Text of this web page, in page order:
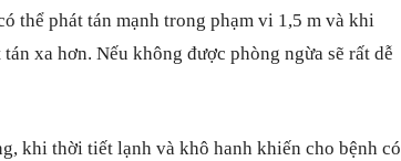
thể phát tán mạnh trong phạm vi 1,5 m và khi
xa hơn. Nếu không được phòng ngừa sẽ rất dễ
khi thời tiết lạnh và khô hanh khiến cho bệnh có